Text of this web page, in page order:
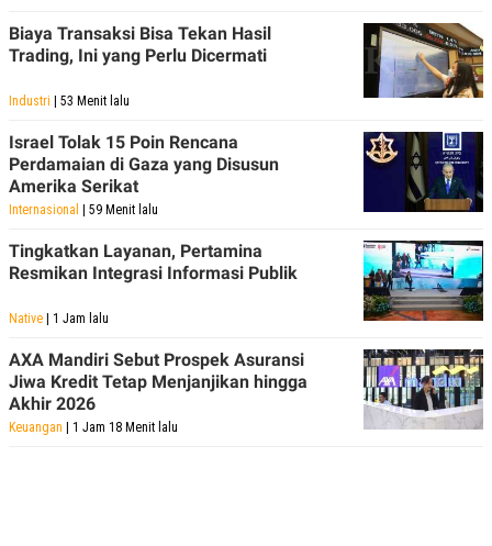
Biaya Transaksi Bisa Tekan Hasil
Trading, Ini yang Perlu Dicermati
Industri | 53 Menit lalu
Israel Tolak 15 Poin Rencana
Perdamaian di Gaza yang Disusun
Amerika Serikat
Internasional | 59 Menit lalu
Tingkatkan Layanan, Pertamina
Resmikan Integrasi Informasi Publik
Native | 1 Jam lalu
AXA Mandiri Sebut Prospek Asuransi
Jiwa Kredit Tetap Menjanjikan hingga
Akhir 2026
Keuangan | 1 Jam 18 Menit lalu